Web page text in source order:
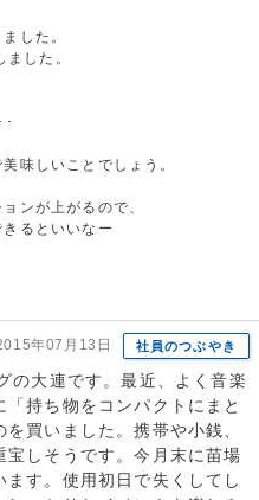
した。
した。
味しいことでしょう。
ンが上がるので、
るといいなー
年07月13日 社員のつぶやき
の大連です。最近、よく音楽
持ち物をコンパクトにまと
買いました。携帯や小銭、
宝しそうです。今月末に苗場
す。使用初日で失くしてし